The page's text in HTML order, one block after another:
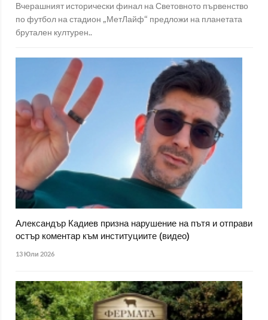
Вчерашният исторически финал на Световното първенство
по футбол на стадион „МетЛайф“ предложи на планетата
брутален културен..
Александър Кадиев призна нарушение на пътя и отправи
остър коментар към институциите (видео)
13 Юли 2026